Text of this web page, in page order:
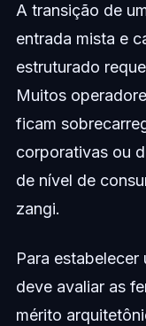
A transição de
entrada mista e
estruturado
Muitos
ficam
corporativas ou
de nível de
zangi.
Para
deve avaliar as
mérito